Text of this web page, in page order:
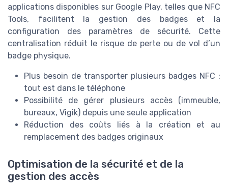
applications disponibles sur Google Play, telles que NFC
Tools, facilitent la gestion des badges et la
configuration des paramètres de sécurité. Cette
centralisation réduit le risque de perte ou de vol d’un
badge physique.
Plus besoin de transporter plusieurs badges NFC :
tout est dans le téléphone
Possibilité de gérer plusieurs accès (immeuble,
bureaux, Vigik) depuis une seule application
Réduction des coûts liés à la création et au
remplacement des badges originaux
Optimisation de la sécurité et de la
gestion des accès